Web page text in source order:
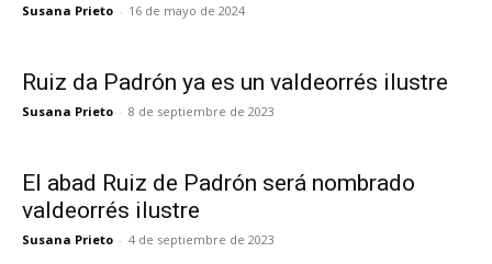
Susana Prieto - 16 de mayo de 2024
Ruiz da Padrón ya es un valdeorrés ilustre
Susana Prieto - 8 de septiembre de 2023
El abad Ruiz de Padrón será nombrado
valdeorrés ilustre
Susana Prieto - 4 de septiembre de 2023